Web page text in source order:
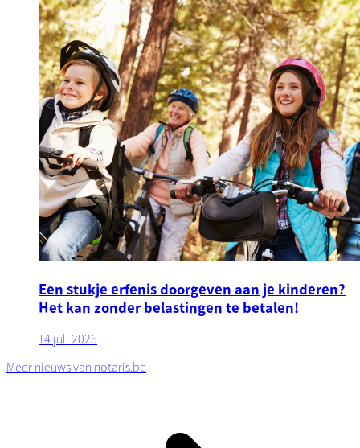
Een stukje erfenis doorgeven aan je kinderen?
Het kan zonder belastingen te betalen!
14 juli 2026
Meer nieuws van notaris.be